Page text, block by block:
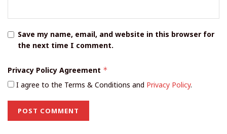
Save my name, email, and website in this browser for
the next time I comment.
Privacy Policy Agreement *
I agree to the Terms & Conditions and Privacy Policy.